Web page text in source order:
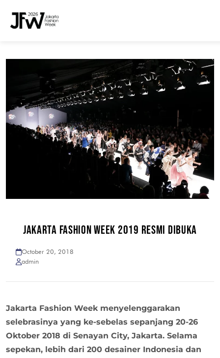
JAKARTA FASHION WEEK 2019 RESMI DIBUKA
October 20, 2018
admin
Jakarta Fashion Week menyelenggarakan
selebrasinya yang ke-sebelas sepanjang 20-26
Oktober 2018 di Senayan City, Jakarta. Selama
sepekan, lebih dari 200 desainer Indonesia dan